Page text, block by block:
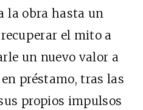
la obra hasta un
el mito a
un nuevo valor a
préstamo, tras las
propios impulsos